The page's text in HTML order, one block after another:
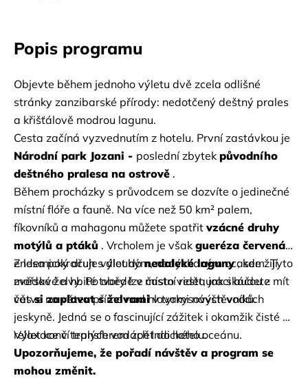
Popis programu
Objevte během jednoho výletu dvě zcela odlišné
stránky zanzibarské přírody: nedotčený deštný prales
a křišťálově modrou lagunu.
Národní park Jozani - poslední zbytek původního
deštného pralesa na ostrově .
Během procházky s průvodcem se dozvíte o jedinečné
místní flóře a fauně. Na více než 50 km² palem,
fíkovníků a mahagonu můžete spatřit vzácné druhy
motýlů a ptáků . Vrcholem je však gueréza červená –
endemický druh s dlouhým, nadýchaným ocasem. Tyto
zvědavé a hbité tvory lze často vidět, jak skáčou z
větve na větev přímo nad hlavami návštěvníků.
Z lesa pokračuje výlet do nedaleké laguny , kde žijí
mořské želvy. Po obědě v místní restauraci budete mít
čas si zaplavat s želvami v tyrkysových vodách
jeskyně. Jedná se o fascinující zážitek i okamžik čisté
relaxace v teplých vodách Indického oceánu.
Výlet končí transferem zpět do hotelu.
Upozorňujeme, že pořadí návštěv a program se
mohou změnit.